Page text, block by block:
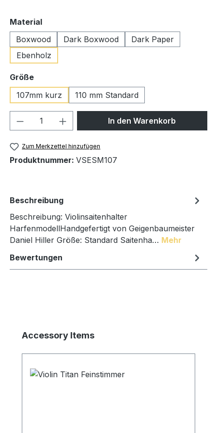
Materialauswählen
Boxwood
Dark Boxwood
Dark Paper
Ebenholz
Größeauswählen
107mm kurz
110 mm Standard
Produkt Anzahl: Gib denIn den Warenkorb
Zum Merkzettel hinzufügen
Produktnummer: VSESM107
Beschreibung
Beschreibung: Violinsaitenhalter
HarfenmodellHandgefertigt von Geigenbaumeister
Daniel Hiller Größe: Standard Saitenha… Mehr
Bewertungen
Produktgalerie überspringen
Accessory Items